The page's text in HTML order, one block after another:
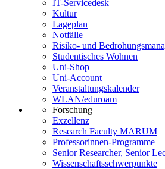
IT-Servicedesk
Kultur
Lageplan
Notfälle
Risiko- und
Studentisches Wohnen
Uni-Shop
Uni-Account
Veranstaltungskalender
WLAN/eduroam
Forschung
Exzellenz
Research Faculty MARUM
Professorinnen-Programme
Senior Researcher, Senior
Wissenschaftsschwerpunkte